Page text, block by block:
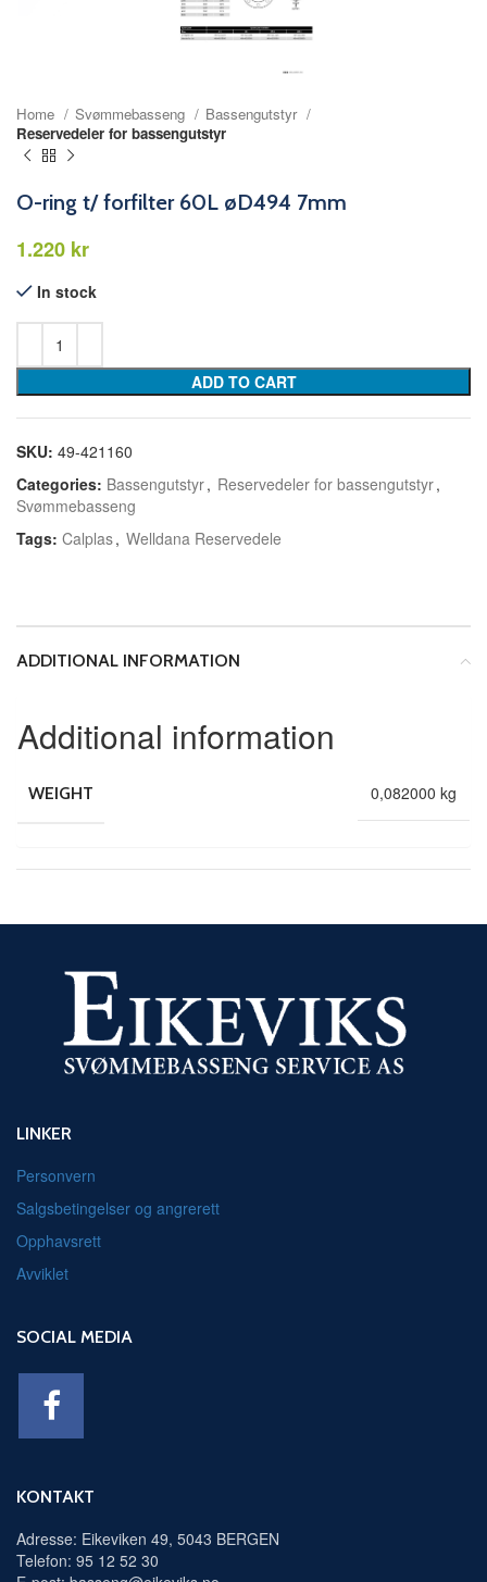
Home Svømmebasseng
Bassengutstyr
Reservedeler for bassengutstyr
O-ring t/ forfilter 60L øD494 7mm
kr
In stock
ADD TO CART
SKU: 49-421160
Categories: Bassengutstyr, Reservedeler for bassengutstyr,
Svømmebasseng
Tags: Calplas, Welldana Reservedele
ADDITIONAL INFORMATION
Additional information
WEIGHT 0,082000 kg
LINKER
Personvern
Salgsbetingelser og angrerett
Opphavsrett
Avviklet
SOCIAL MEDIA
KONTAKT
Adresse: Eikeviken 49, 5043 BERGEN
Telefon: 95 12 52 30